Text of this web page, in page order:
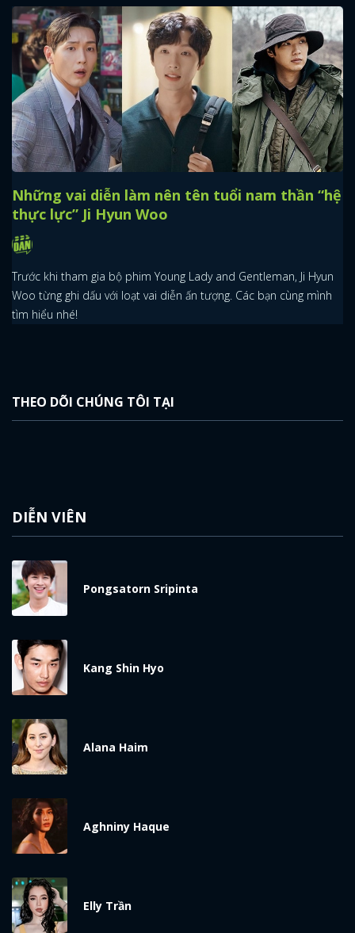
FACEBOOK GOOGLE
Những vai diễn làm nên tên tuổi nam thần “hệ
thực lực” Ji Hyun Woo
Trước khi tham gia bộ phim Young Lady and Gentleman, Ji Hyun
Woo từng ghi dấu với loạt vai diễn ấn tượng. Các bạn cùng mình
tìm hiểu nhé!
THEO DÕI CHÚNG TÔI TẠI
DIỄN VIÊN
Pongsatorn Sripinta
Kang Shin Hyo
Alana Haim
Aghniny Haque
Elly Trần